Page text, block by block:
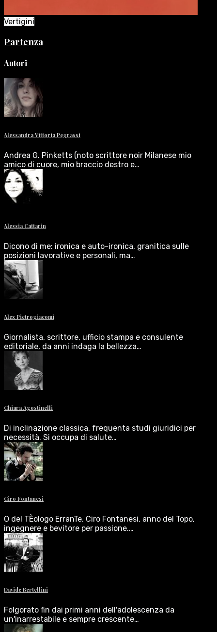
Vertigini
Partenza
Autori
Alessandra Vittoria Pegrassi
Andrea G. Pinketts (noto scrittore noir Milanese mio
amico di cuore, mio braccio destro e…
Alessia Cattarin
Dicono di me: ironica e auto-ironica, granitica sulle
posizioni lavorative e personali, ma…
Alex Pietrogiacomi
Giornalista, scrittore, ufficio stampa e consulente
editoriale, da anni indaga la bellezza…
Chiara Agostinelli
Di inclinazione classica, frequenta studi giuridici per
necessità. Si occupa di salute…
Ciro Fontanesi
O del TÈologo ErranTe. Ciro Fontanesi, anno del Topo,
ingegnere e bevitore per passione.…
Davide Bertellini
Folgorato fin dai primi anni dell'adolescenza da
un'inarrestabile e sempre crescente…